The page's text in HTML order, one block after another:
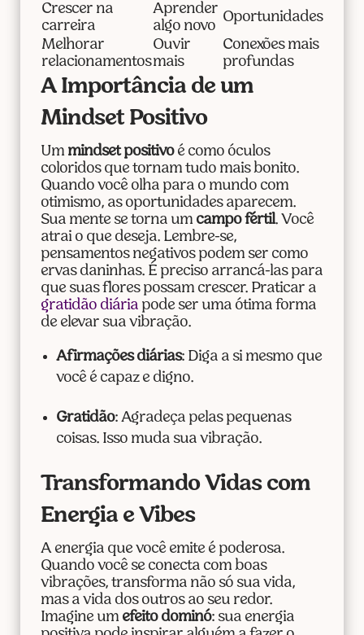
Crescer na
carreira
Aprender
algo novo
Oportunidades
Melhorar
relacionamentos
Ouvir
mais
Conexões mais
profundas
A Importância de um
Mindset Positivo
Um mindset positivoé como óculos
coloridos que tornam tudo mais bonito.
Quando você olha para o mundo com
otimismo, as oportunidades aparecem.
Sua mente se torna um campo fértil. Você
atrai o que deseja. Lembre-se,
pensamentos negativos podem ser como
ervas daninhas. É preciso arrancá-las para
que suas flores possam crescer. Praticar a
gratidão diáriapode ser uma ótima forma
de elevar sua vibração.
Afirmações diárias: Diga a si mesmo que
você é capaz e digno.
Gratidão: Agradeça pelas pequenas
coisas. Isso muda sua vibração.
Transformando Vidas com
Energia e Vibes
A energia que você emite é poderosa.
Quando você se conecta com boas
vibrações, transforma não só sua vida,
mas a vida dos outros ao seu redor.
Imagine um efeito dominó: sua energia